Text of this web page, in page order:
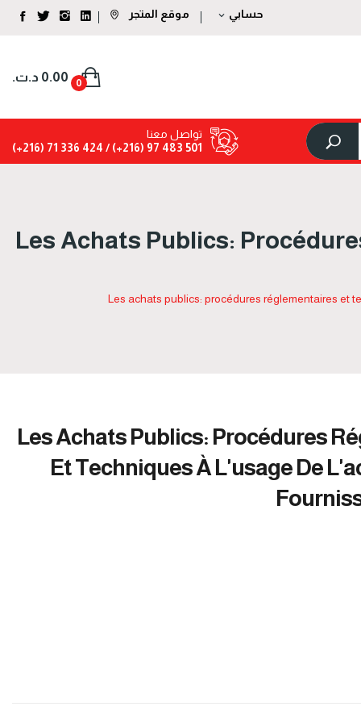
حسابي expand_more موقع المتجر
0 0.00 د.ت.‏
تواصل معنا
501 483 97 (216+) /
424 336 71 (216+)
Les Achats Publics:
Les achats publics: procédures réglementaires et
Les Achats Publics: Procédures
Et Techniques À L'usage De